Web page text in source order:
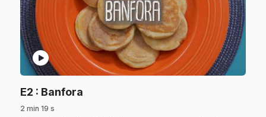
play_circle
E2 : Banfora
2 min 19 s